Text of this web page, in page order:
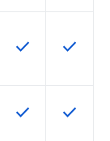
disponible en
está
Esta función
check Esta
check
está disponible
está
Esta función
check Esta
check